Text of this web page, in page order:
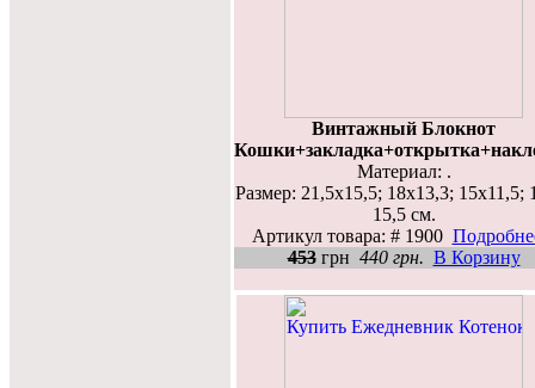
Винтажный Блокнот
Материал: .
Размер: 21,5х15,5; 18х13,3; 15х11,5;
15,5 см.
Артикул товара: # 1900
453грн 440 грн. В Корзину